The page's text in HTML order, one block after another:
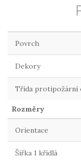
Povrch
Dekory
Třída protipožární
Rozměry
Orientace
Šířka 1 křídlá